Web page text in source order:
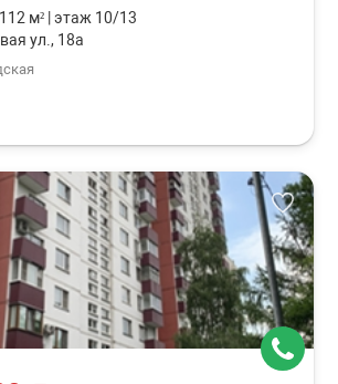
112 м² этаж 10/13
ул., 18а